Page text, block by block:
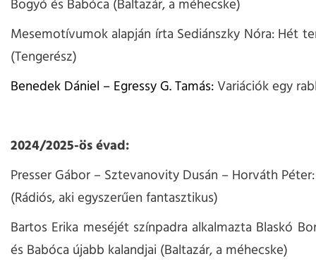
Bogyó és Babóca (Baltazár, a méhecske)
Mesemotívumok alapján írta Sediánszky Nóra: Hét
(Tengerész)
Benedek Dániel – Egressy G. Tamás:Variációk egy
2024/2025-ös évad:
Presser Gábor – Sztevanovity Dusán – Horváth
(Rádiós, aki egyszerűen fantasztikus)
Bartos Erika meséjét színpadra alkalmazta Blaskó
és Babóca újabb kalandjai (Baltazár, a méhecske)